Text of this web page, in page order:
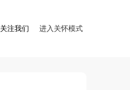
关注我们 进入关怀模式